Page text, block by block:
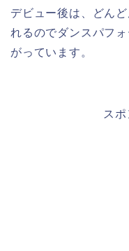
デビュー後は、どん
れるのでダンスパフ
がっています。
ス